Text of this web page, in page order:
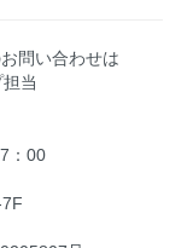
問い合わせは
担当
：00